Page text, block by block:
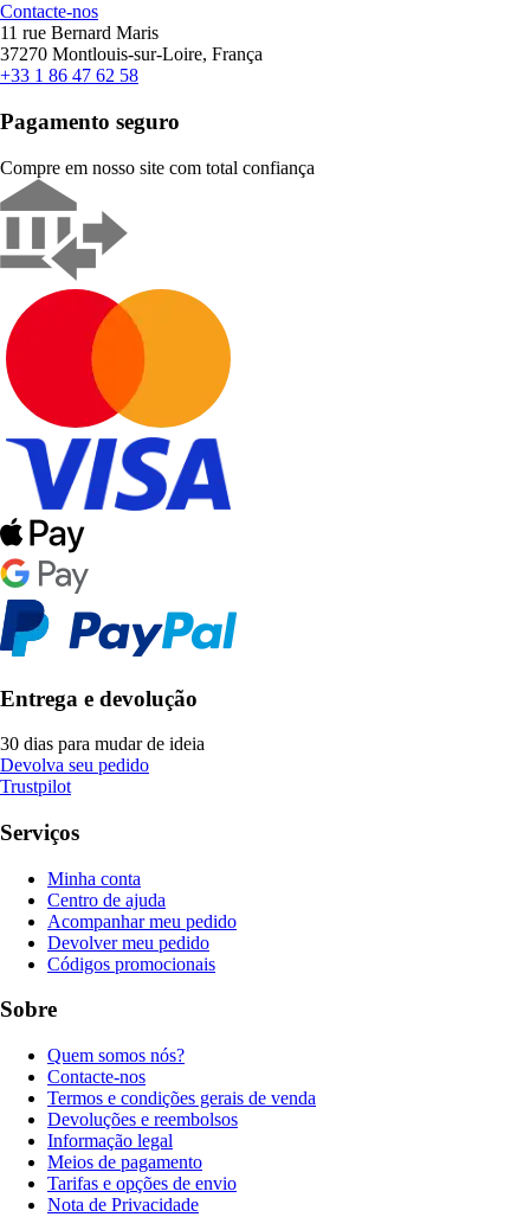
Contacte-nos
11 rue Bernard Maris
37270 Montlouis-sur-Loire, França
+33 1 86 47 62 58
Pagamento seguro
Compre em nosso site com total confiança
Entrega e devolução
30 dias para mudar de ideia
Devolva seu pedido
Trustpilot
Serviços
Minha conta
Centro de ajuda
Acompanhar meu pedido
Devolver meu pedido
Códigos promocionais
Sobre
Quem somos nós?
Contacte-nos
Termos e condições gerais de venda
Devoluções e reembolsos
Informação legal
Meios de pagamento
Tarifas e opções de envio
Nota de Privacidade